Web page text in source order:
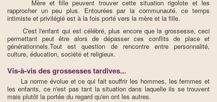
Mère et fille peuvent trouver cette situation rigolote et les
rapprocher un peu plus. Entourées par la communauté, ce temps
intimiste et privilégié est à la fois porté vers la mère et la fille.
C'est l'enfant qui est célébré, plus encore que la grossesse, ceci
permettant peut être alors de dépasser ces conflits de place et
générationnels.Tout est question de rencontre entre personnalité,
culture, éducation, société et religieux.
Vis-à-vis des grossesses tardives...
La norme évolue et ce qui fait souffrir les hommes, les femmes et
les enfants, ce n'est pas tant la situation dans laquelle ils se trouvent
mais plutôt la portée du regard qu'en ont les autres.